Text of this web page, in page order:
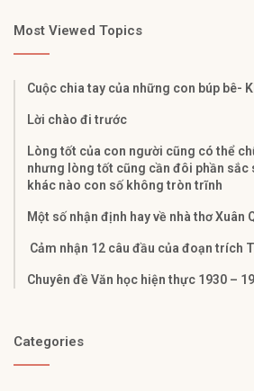
Most Viewed Topics
Cuộc chia tay của những con búp bê-
Lời chào đi trước
Lòng tốt của con người cũng có thể
nhưng lòng tốt cũng cần đôi phần sắc
khác nào con số không tròn trĩnh
Một số nhận định hay về nhà thơ Xuân
Cảm nhận 12 câu đầu của đoạn trích
Chuyên đề Văn học hiện thực 1930 –
Categories